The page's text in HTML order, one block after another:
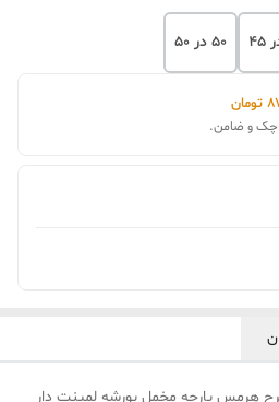
۵۰ در ۵۰
تومان
هرمس پارچه مخمل پورشه لمینت دار